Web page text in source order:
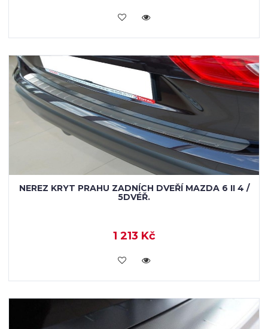
KOUPIT
NEREZ KRYT PRAHU ZADNÍCH DVEŘÍ MAZDA 6 II 4 /
5DVÉŘ.
1 213 Kč
KOUPIT